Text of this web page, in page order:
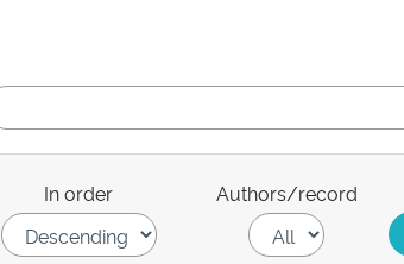
In order Authors/record